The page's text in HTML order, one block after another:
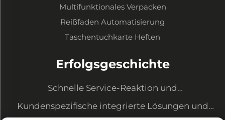
Multifunktionales Verpacken
Reißfaden Automatisierung
Taschentuchkarte Heften
Erfolgsgeschichte
Schnelle Service-Reaktion und
Ausrüstungsaufwertung zur Erfüllung neuer
Anforderungen
Kundenspezifische integrierte Lösungen und